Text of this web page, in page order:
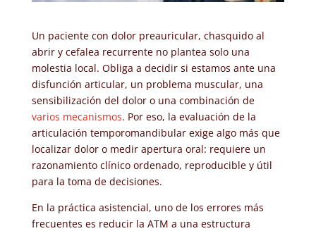
Un paciente con dolor preauricular, chasquido al
abrir y cefalea recurrente no plantea solo una
molestia local. Obliga a decidir si estamos ante una
disfunción articular, un problema muscular, una
sensibilización del dolor o una combinación de
varios mecanismos. Por eso, la evaluación de la
articulación temporomandibular exige algo más que
localizar dolor o medir apertura oral: requiere un
razonamiento clínico ordenado, reproducible y útil
para la toma de decisiones.
En la práctica asistencial, uno de los errores más
frecuentes es reducir la ATM a una estructura